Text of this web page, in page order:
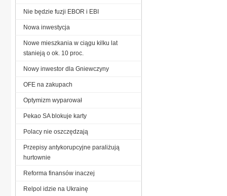
Nie będzie fuzji EBOR i EBI
Nowa inwestycja
Nowe mieszkania w ciągu kilku lat
stanieją o ok. 10 proc.
Nowy inwestor dla Gniewczyny
OFE na zakupach
Optymizm wyparował
Pekao SA blokuje karty
Polacy nie oszczędzają
Przepisy antykorupcyjne paraliżują
hurtownie
Reforma finansów inaczej
Relpol idzie na Ukrainę